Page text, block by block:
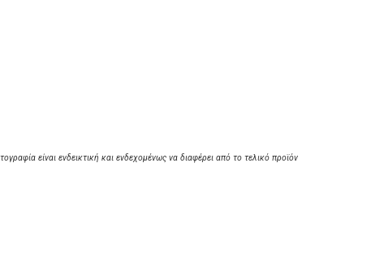
είναι ενδεικτική και ενδεχομένως να διαφέρει από το τελικό προϊόν